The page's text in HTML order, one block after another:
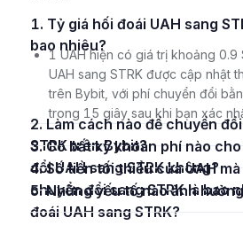
1. Tỷ giá hối đoái UAH sang STRK hiện tại là
bao nhiêu?
1 UAH hiện có giá trị khoảng 0.9
UAH sang STRK được cập nhật
trên Bybit, với phí chuyển đổi
trong 15 giây sau khi bạn xác
2. Làm cách nào để chuyển đổi UAH sang
STRK trên Bybit?
3. Có bất kỳ khoản phí nào cho việc chuyển
đổi UAH sang STRK không?
4. Số tiền tối thiểu của UAH mà tôi có thể
chuyển đổi sang STRK là bao
5. Những yếu tố nào ảnh hưởng đến tỷ giá hối
đoái UAH sang STRK?